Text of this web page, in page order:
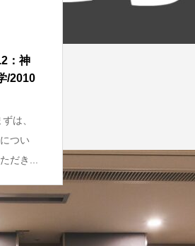
：神
/2010
は、
つい
だき...
1 2